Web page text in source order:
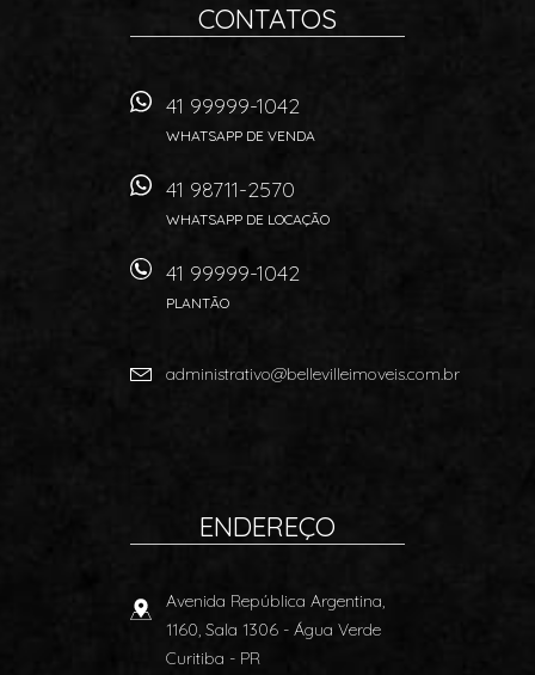
CONTATOS
41 99999-1042
WHATSAPP DE VENDA
41 98711-2570
WHATSAPP DE LOCAÇÃO
41 99999-1042
PLANTÃO
administrativo@bellevilleimoveis.com.br
ENDEREÇO
Avenida República Argentina,
1160, Sala 1306 - Água Verde
Curitiba - PR